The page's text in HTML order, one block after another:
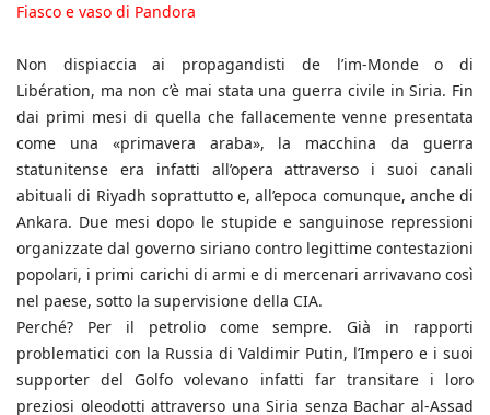
Fiasco e vaso di Pandora
Non dispiaccia ai propagandisti de l’im-Monde o di
Libération, ma non c’è mai stata una guerra civile in Siria. Fin
dai primi mesi di quella che fallacemente venne presentata
come una «primavera araba», la macchina da guerra
statunitense era infatti all’opera attraverso i suoi canali
abituali di Riyadh soprattutto e, all’epoca comunque, anche di
Ankara. Due mesi dopo le stupide e sanguinose repressioni
organizzate dal governo siriano contro legittime contestazioni
popolari, i primi carichi di armi e di mercenari arrivavano così
nel paese, sotto la supervisione della CIA.
Perché? Per il petrolio come sempre. Già in rapporti
problematici con la Russia di Valdimir Putin, l’Impero e i suoi
supporter del Golfo volevano infatti far transitare i loro
preziosi oleodotti attraverso una Siria senza Bachar al-Assad